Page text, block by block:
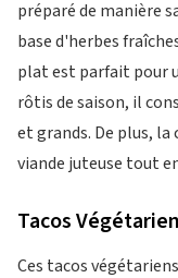
préparé de manière
base d'herbes
plat est parfait pour
rôtis de saison, il
et grands. De plus,
viande juteuse tout
Tacos
Ces tacos